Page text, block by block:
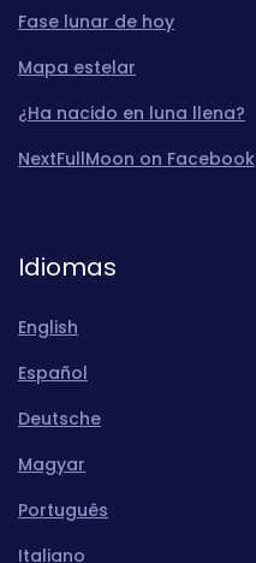
Fase lunar de hoy
Mapa estelar
¿Ha nacido en luna llena?
NextFullMoon on Facebook
Idiomas
English
Español
Deutsche
Magyar
Português
Italiano